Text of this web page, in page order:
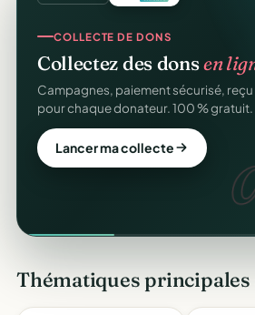
COLLECTE DE DONS
Collectez des donsen
Campagnes, paiement sécurisé,
pour chaque donateur. 100 % gratuit.
Lancer ma collecte
Thématiques principales